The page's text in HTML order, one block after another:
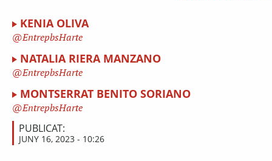
KENIA OLIVA
EntrepbsHarte
NATALIA RIERA MANZANO
EntrepbsHarte
MONTSERRAT BENITO SORIANO
EntrepbsHarte
PUBLICAT:
JUNY 16, 2023 - 10:26